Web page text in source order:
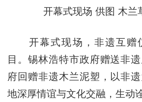
开幕式现场 供图 木兰
开幕式现场，非遗互赠
目。锡林浩特市政府赠送非
府回赠非遗木兰泥塑，以非
地深厚情谊与文化交融，生动诠